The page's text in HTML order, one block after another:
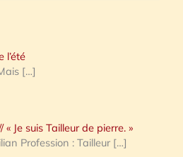
l’été
[…]
« Je suis Tailleur de pierre. »
Profession : Tailleur […]